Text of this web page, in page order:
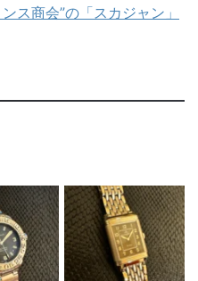
ス商会”の「スカジャン」